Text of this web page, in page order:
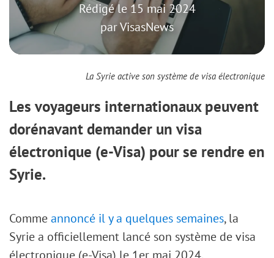
Rédigé le 15 mai 2024
parVisasNews
La Syrie active son système de visa électronique
Les voyageurs internationaux peuvent
dorénavant demander un visa
électronique (e-Visa) pour se rendre en
Syrie.
Commeannoncé il y a quelques semaines, la
Syrie a officiellement lancé son système de visa
électronique (e-Visa) le 1er mai 2024.